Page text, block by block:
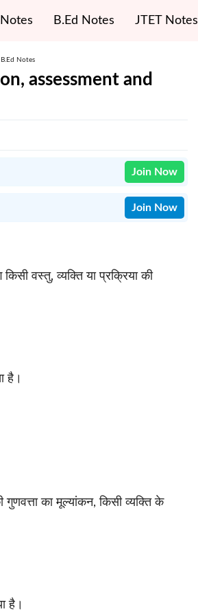
B.Ed Notes JTET Notes
Notes
assessment and
Join Now
Join Now
वस्तु, व्यक्ति या प्रक्रिया की
है।
गुणवत्ता का मूल्यांकन, किसी व्यक्ति के
है।